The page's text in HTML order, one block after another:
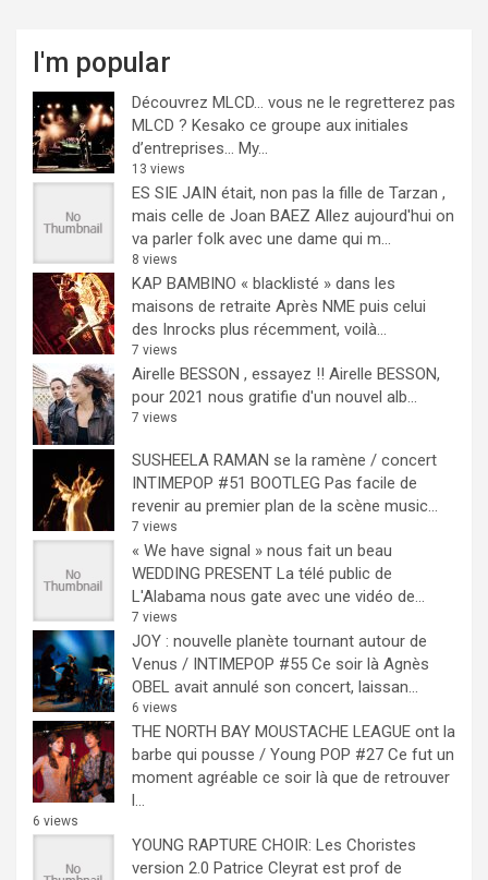
I'm popular
Découvrez MLCD… vous ne le regretterez pas
MLCD ? Kesako ce groupe aux initiales
d’entreprises… My...
13 views
ES SIE JAIN était, non pas la fille de Tarzan ,
mais celle de Joan BAEZ Allez aujourd'hui on
va parler folk avec une dame qui m...
8 views
KAP BAMBINO « blacklisté » dans les
maisons de retraite Après NME puis celui
des Inrocks plus récemment, voilà...
7 views
Airelle BESSON , essayez !! Airelle BESSON,
pour 2021 nous gratifie d'un nouvel alb...
7 views
SUSHEELA RAMAN se la ramène / concert
INTIMEPOP #51 BOOTLEG Pas facile de
revenir au premier plan de la scène music...
7 views
« We have signal » nous fait un beau
WEDDING PRESENT La télé public de
L'Alabama nous gate avec une vidéo de...
7 views
JOY : nouvelle planète tournant autour de
Venus / INTIMEPOP #55 Ce soir là Agnès
OBEL avait annulé son concert, laissan...
6 views
THE NORTH BAY MOUSTACHE LEAGUE ont la
barbe qui pousse / Young POP #27 Ce fut un
moment agréable ce soir là que de retrouver
l...
6 views
YOUNG RAPTURE CHOIR: Les Choristes
version 2.0 Patrice Cleyrat est prof de